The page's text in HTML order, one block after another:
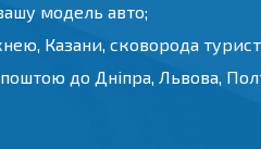
модель авто;
Казани, сковорода
до Дніпра, Львова,